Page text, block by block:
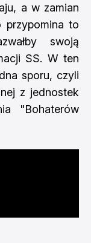
a w zamian
to
swoją
SS. W ten
sporu, czyli
z jednostek
"Bohaterów